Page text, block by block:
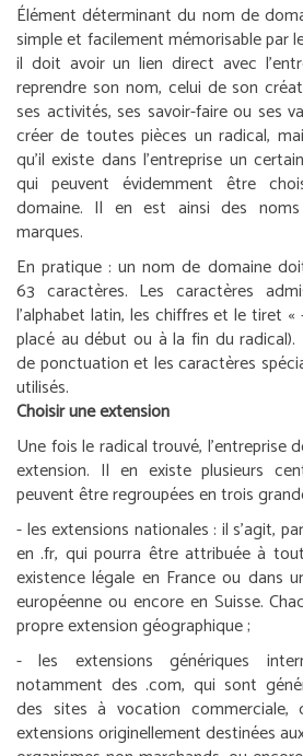
Élément déterminant du nom de
simple et facilement mémorisable par
il doit avoir un lien direct avec
reprendre son nom, celui de son
ses activités, ses savoir-faire ou ses
créer de toutes pièces un radical,
qu’il existe dans l’entreprise un
qui peuvent évidemment être
domaine. Il en est ainsi des
marques.
En pratique : un nom de domaine
63 caractères. Les caractères
l’alphabet latin, les chiffres et le tiret «
placé au début ou à la fin du radical).
de ponctuation et les caractères
utilisés.
Choisir une extension
Une fois le radical trouvé, l’entreprise
extension. Il en existe plusieurs
peuvent être regroupées en trois
-les extensions nationales : il s’agit,
en .fr, qui pourra être attribuée à
existence légale en France ou dans
européenne ou encore en Suisse.
propre extension géographique ;
-les extensions génériques
notamment des .com, qui sont
des sites à vocation
extensions originellement destinées